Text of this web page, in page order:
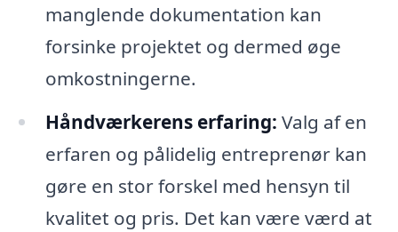
manglende dokumentation kan
forsinke projektet og dermed øge
omkostningerne.
Håndværkerens erfaring: Valg af en
erfaren og pålidelig entreprenør kan
gøre en stor forskel med hensyn til
kvalitet og pris. Det kan være værd at